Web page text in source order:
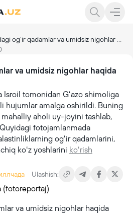
ogʻir qadamlar va umidsiz nigohlar haqida (fotoreportaj)
va umidsiz nigohlar haqida
Isroil tomonidan Gʻazo shimoliga
hujumlar amalga oshirildi. Buning
aholi uy-joyini tashlab,
fotojamlanmada
ogʻir qadamlarini,
koʻz yoshlarini koʻrish
Ulashish: